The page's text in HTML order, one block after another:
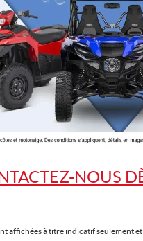
NOUS
affichées à titre indicatif seulement